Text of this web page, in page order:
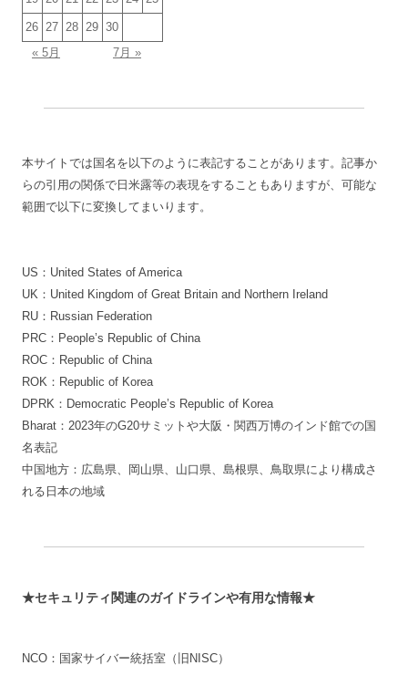
26 27 28 29 30
« 5月
7月 »
本サイトでは国名を以下のように表記することがあります。記事か
らの引用の関係で日米露等の表現をすることもありますが、可能な
範囲で以下に変換してまいります。
US：United States of America
UK：United Kingdom of Great Britain and Northern Ireland
RU：Russian Federation
PRC：People’s Republic of China
ROC：Republic of China
ROK：Republic of Korea
DPRK：Democratic People’s Republic of Korea
Bharat：2023年のG20サミットや大阪・関西万博のインド館での国
名表記
中国地方：広島県、岡山県、山口県、島根県、鳥取県により構成さ
れる日本の地域
★セキュリティ関連のガイドラインや有用な情報★
NCO：国家サイバー統括室（旧NISC）